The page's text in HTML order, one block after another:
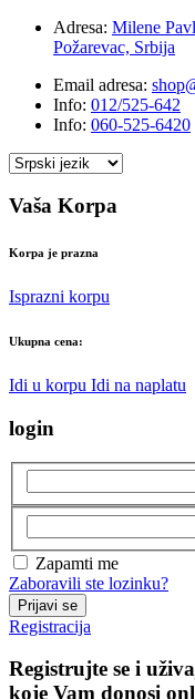
Adresa: Milene
Požarevac, Srbija
Email adresa:
Info: 012/525-642
Info: 060-525-6420
Vaša Korpa
Korpa je prazna
Isprazni korpu
Ukupna cena:
Idi u korpu Idi na naplatu
login
Zapamti me
Zaboravili ste lozinku?
Prijavi se
Registracija
Registrujte se i
koje Vam donosi